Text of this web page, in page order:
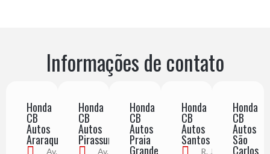
Informações de contato
Honda
CB
Autos
Araraquara
Av. Alberto
Honda
CB
Autos
Pirassununga
Av. Juca
Honda
CB
Autos
Praia
Grande
Honda
CB
Autos
Santos
R. Júlio de
Honda
CB
Autos
São
Carlos